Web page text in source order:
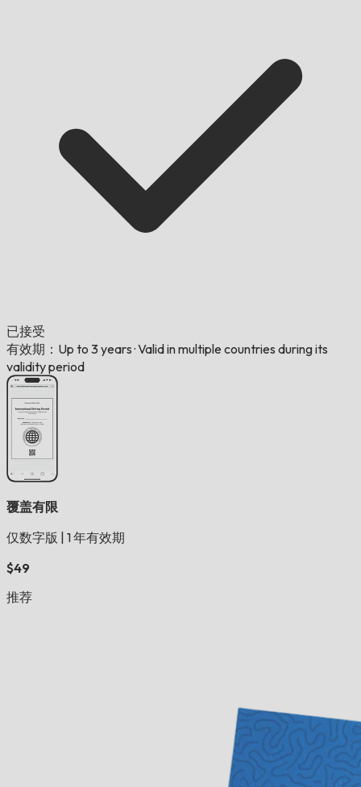
已接受
有效期：Up to 3 years ·Valid in multiple countries during its
validity period
覆盖有限
仅数字版
1 年有效期
$49
推荐